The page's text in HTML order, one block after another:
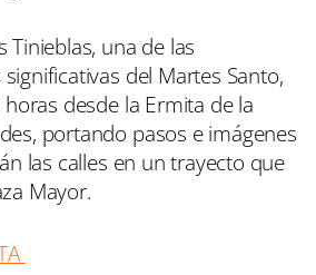
Tinieblas, una de las
del Martes Santo,
desde la Ermita de la
portando pasos e imágenes
las calles en un trayecto que
Mayor.